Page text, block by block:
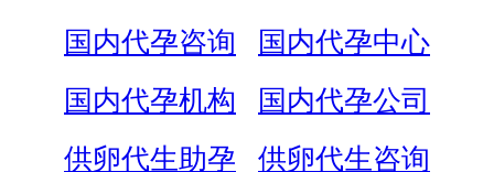
国内代孕咨询
国内代孕中心
国内代孕机构
国内代孕公司
供卵代生助孕
供卵代生咨询